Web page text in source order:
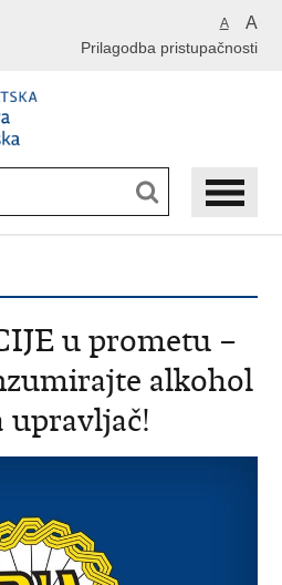
A A
Prilagodba pristupačnosti
u prometu –
alkohol
upravljač!